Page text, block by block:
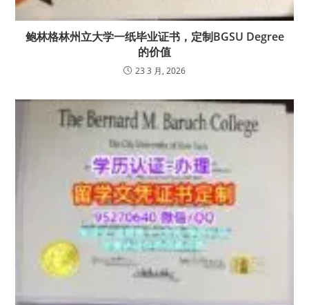
鲍林格林州立大学一纸毕业证书，定制BGSU Degree
的价值
23 3 月, 2026